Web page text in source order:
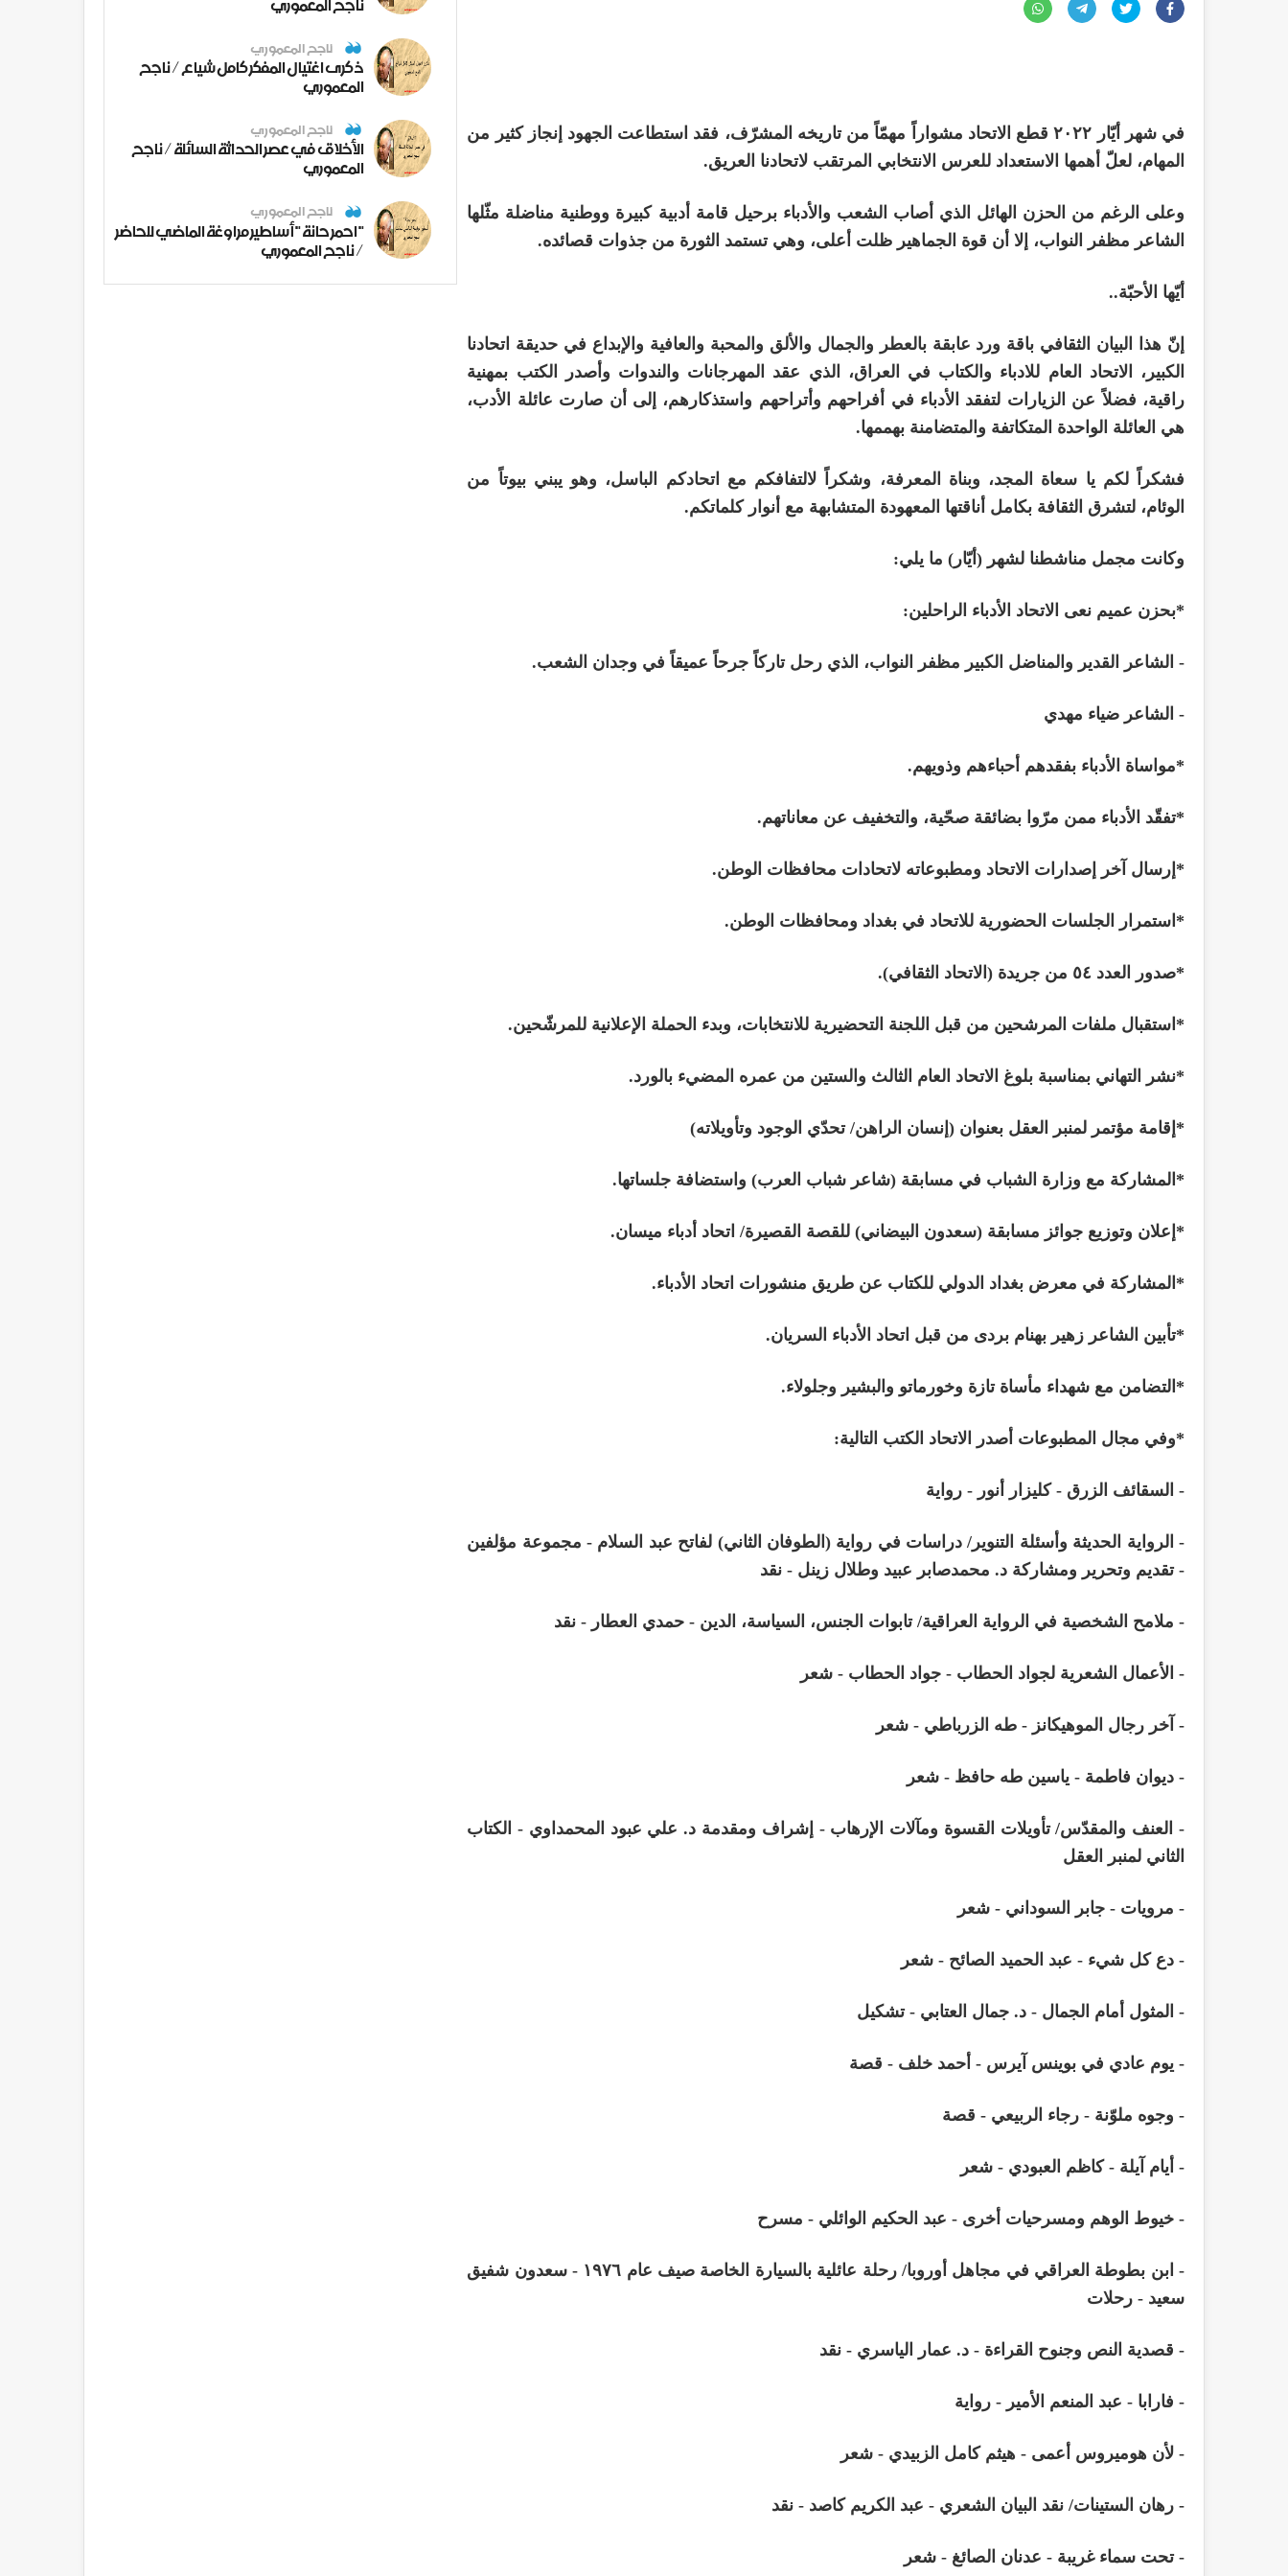
في شهر أيّار ٢٠٢٢ قطع الاتحاد مشواراً مهمّاً من تاريخه المشرّف، فقد استطاعت الجهود إنجاز كثير من
المهام، لعلّ أهمها الاستعداد للعرس الانتخابي المرتقب لاتحادنا العريق.
وعلى الرغم من الحزن الهائل الذي أصاب الشعب والأدباء برحيل قامة أدبية كبيرة ووطنية مناضلة مثّلها
الشاعر مظفر النواب، إلا أن قوة الجماهير ظلت أعلى، وهي تستمد الثورة من جذوات قصائده.
أيّها الأحبّة..
إنّ هذا البيان الثقافي باقة ورد عابقة بالعطر والجمال والألق والمحبة والعافية والإبداع في حديقة اتحادنا
الكبير، الاتحاد العام للادباء والكتاب في العراق، الذي عقد المهرجانات والندوات وأصدر الكتب بمهنية
راقية، فضلاً عن الزيارات لتفقد الأدباء في أفراحهم وأتراحهم واستذكارهم، إلى أن صارت عائلة الأدب،
هي العائلة الواحدة المتكاتفة والمتضامنة بهممها.
فشكراً لكم يا سعاة المجد، وبناة المعرفة، وشكراً لالتفافكم مع اتحادكم الباسل، وهو يبني بيوتاً من
الوئام، لتشرق الثقافة بكامل أناقتها المعهودة المتشابهة مع أنوار كلماتكم.
وكانت مجمل مناشطنا لشهر (أيّار) ما يلي:
*بحزن عميم نعى الاتحاد الأدباء الراحلين:
- الشاعر القدير والمناضل الكبير مظفر النواب، الذي رحل تاركاً جرحاً عميقاً في وجدان الشعب.
- الشاعر ضياء مهدي
*مواساة الأدباء بفقدهم أحباءهم وذويهم.
*تفقّد الأدباء ممن مرّوا بضائقة صحّية، والتخفيف عن معاناتهم.
*إرسال آخر إصدارات الاتحاد ومطبوعاته لاتحادات محافظات الوطن.
*استمرار الجلسات الحضورية للاتحاد في بغداد ومحافظات الوطن.
*صدور العدد ٥٤ من جريدة (الاتحاد الثقافي).
*استقبال ملفات المرشحين من قبل اللجنة التحضيرية للانتخابات، وبدء الحملة الإعلانية للمرشّحين.
*نشر التهاني بمناسبة بلوغ الاتحاد العام الثالث والستين من عمره المضيء بالورد.
*إقامة مؤتمر لمنبر العقل بعنوان (إنسان الراهن/ تحدّي الوجود وتأويلاته)
*المشاركة مع وزارة الشباب في مسابقة (شاعر شباب العرب) واستضافة جلساتها.
*إعلان وتوزيع جوائز مسابقة (سعدون البيضاني) للقصة القصيرة/ اتحاد أدباء ميسان.
*المشاركة في معرض بغداد الدولي للكتاب عن طريق منشورات اتحاد الأدباء.
*تأبين الشاعر زهير بهنام بردى من قبل اتحاد الأدباء السريان.
*التضامن مع شهداء مأساة تازة وخورماتو والبشير وجلولاء.
*وفي مجال المطبوعات أصدر الاتحاد الكتب التالية:
- السقائف الزرق - كليزار أنور - رواية
- الرواية الحديثة وأسئلة التنوير/ دراسات في رواية (الطوفان الثاني) لفاتح عبد السلام - مجموعة مؤلفين
- تقديم وتحرير ومشاركة د. محمدصابر عبيد وطلال زينل - نقد
- ملامح الشخصية في الرواية العراقية/ تابوات الجنس، السياسة، الدين - حمدي العطار - نقد
- الأعمال الشعرية لجواد الحطاب - جواد الحطاب - شعر
- آخر رجال الموهيكانز - طه الزرباطي - شعر
- ديوان فاطمة - ياسين طه حافظ - شعر
- العنف والمقدّس/ تأويلات القسوة ومآلات الإرهاب - إشراف ومقدمة د. علي عبود المحمداوي - الكتاب
الثاني لمنبر العقل
- مرويات - جابر السوداني - شعر
- دع كل شيء - عبد الحميد الصائح - شعر
- المثول أمام الجمال - د. جمال العتابي - تشكيل
- يوم عادي في بوينس آيرس - أحمد خلف - قصة
- وجوه ملوّنة - رجاء الربيعي - قصة
- أيام آيلة - كاظم العبودي - شعر
- خيوط الوهم ومسرحيات أخرى - عبد الحكيم الوائلي - مسرح
- ابن بطوطة العراقي في مجاهل أوروبا/ رحلة عائلية بالسيارة الخاصة صيف عام ١٩٧٦ - سعدون شفيق
سعيد - رحلات
- قصدية النص وجنوح القراءة - د. عمار الياسري - نقد
- فارابا - عبد المنعم الأمير - رواية
- لأن هوميروس أعمى - هيثم كامل الزبيدي - شعر
- رهان الستينات/ نقد البيان الشعري - عبد الكريم كاصد - نقد
- تحت سماء غريبة - عدنان الصائغ - شعر
ناجح المعموري
ناجح المعموري
ذكرى اغتيال المفكر كامل شياع / ناجح
المعموري
ناجح المعموري
الأخلاق في عصر الحداثة السائلة / ناجح
المعموري
ناجح المعموري
" احمر حانة " أساطير مراوغة الماضي للحاضر
/ ناجح المعموري